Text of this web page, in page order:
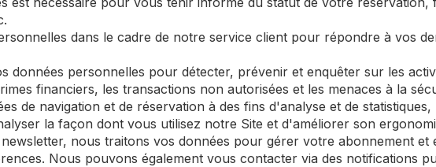
dans le cadre de notre service client pour répondre à vos
données personnelles pour détecter, prévenir et enquêter sur les
financiers, les transactions non autorisées et les menaces à la
de navigation et de réservation à des fins d'analyse et de
la façon dont vous utilisez notre Site et d'améliorer son
nous traitons vos données pour gérer votre abonnement et
Nous pouvons également vous contacter via des notifications